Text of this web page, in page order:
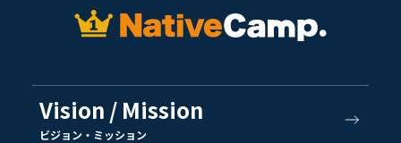
Vision / Mission
ビジョン・ミッション